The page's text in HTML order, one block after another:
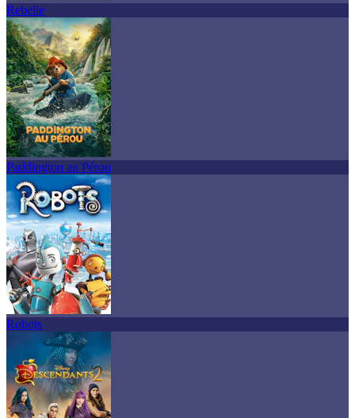
Rebelle
Paddington au Pérou
Robots